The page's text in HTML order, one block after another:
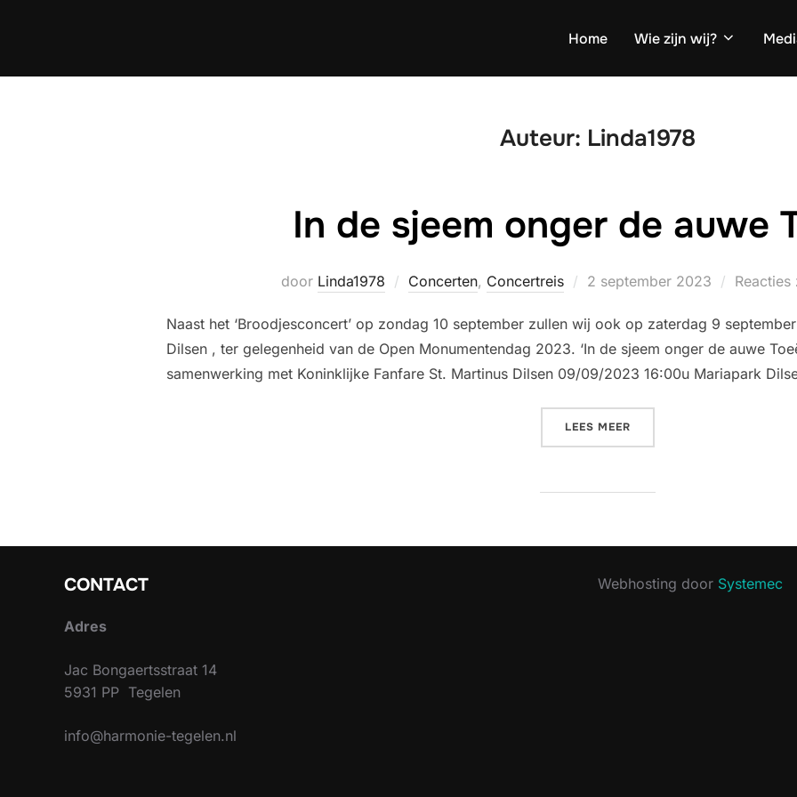
Home Wie zijn wij?
Auteur: Linda1978
In de sjeem onger de auwe
door Linda1978 Concerten, Concertreis
Geplaatst
2 september 2023
Naast het ‘Broodjesconcert’ op zondag 10 september zullen wij ook op zaterdag 9
Dilsen , ter gelegenheid van de Open Monumentendag 2023. ‘In de sjeem onger de auwe
samenwerking met Koninklijke Fanfare St. Martinus Dilsen 09/09/2023 16:00u Mariapark
LEES MEER
CONTACT
Adres
Jac Bongaertsstraat 14
5931 PP Tegelen
info@harmonie-tegelen.nl
Webhosting door Systemec